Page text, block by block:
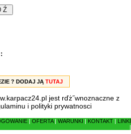
? DODAJ JĄ TUTAJ
jest rďż˝wnoznaczne z
i polityki prywatnosci
OFERTA| WARUNKI KONTAKT
LINKI